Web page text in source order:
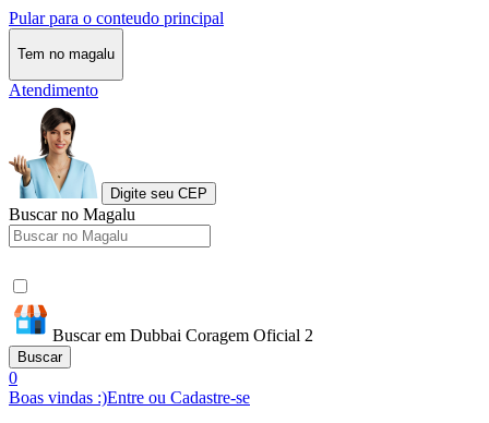
Pular para o conteudo principal
Tem no magalu
Atendimento
Digite seu CEP
Buscar no Magalu
Buscar em Dubbai Coragem Oficial 2
Buscar
0
Boas vindas :)Entre ou Cadastre-se